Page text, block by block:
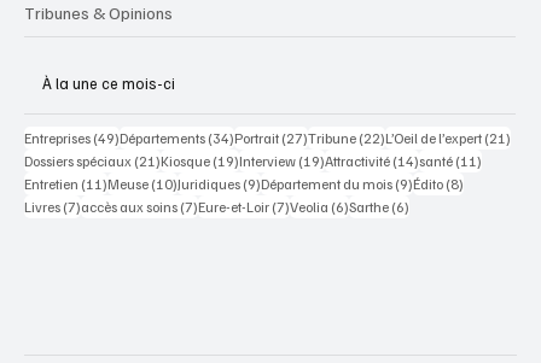
Tribunes & Opinions
À la une ce mois-ci
Entreprises (49)49 posts
Départements (34)34 posts
Portrait (27)27 posts
Tribune (22)22 posts
L’Oeil de l’expert (21)
Dossiers spéciaux (21)21 posts
Kiosque (19)19 posts
Interview (19)19 posts
Attractivité (14)14 posts
santé (11)
Entretien (11)11 posts
Meuse (10)10 posts
Juridiques (9)9 posts
Département du mois (9)9 posts
Édito (8)
Livres (7)7 posts
accès aux soins (7)7 posts
Eure-et-Loir (7)7 posts
Veolia (6)6 posts
Sarthe (6)